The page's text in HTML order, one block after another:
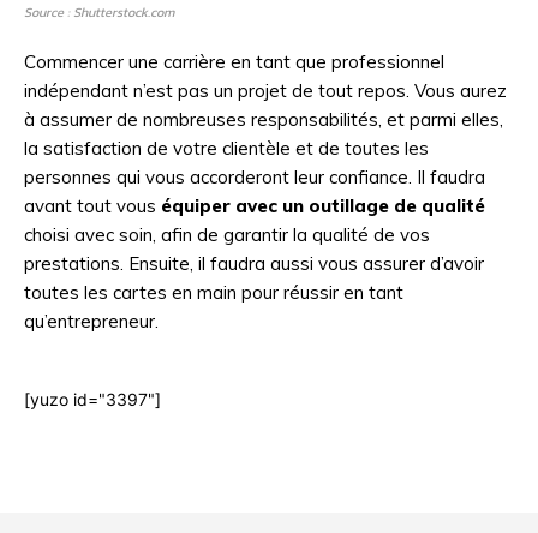
Source : Shutterstock.com
Commencer une carrière en tant que professionnel
indépendant n’est pas un projet de tout repos. Vous aurez
à assumer de nombreuses responsabilités, et parmi elles,
la satisfaction de votre clientèle et de toutes les
personnes qui vous accorderont leur confiance. Il faudra
avant tout vous équiper avec un outillage de qualité
choisi avec soin, afin de garantir la qualité de vos
prestations. Ensuite, il faudra aussi vous assurer d’avoir
toutes les cartes en main pour réussir en tant
qu’entrepreneur.
[yuzo id="3397"]